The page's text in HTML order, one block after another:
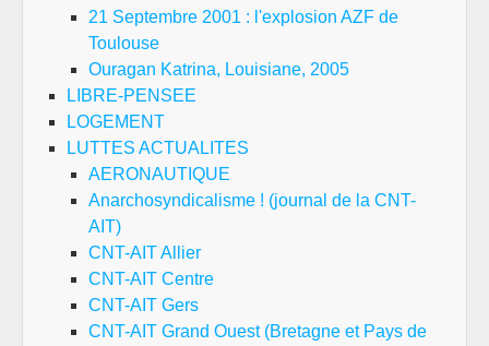
21 Septembre 2001 : l'explosion AZF de
Toulouse
Ouragan Katrina, Louisiane, 2005
LIBRE-PENSEE
LOGEMENT
LUTTES ACTUALITES
AERONAUTIQUE
Anarchosyndicalisme ! (journal de la CNT-
AIT)
CNT-AIT Allier
CNT-AIT Centre
CNT-AIT Gers
CNT-AIT Grand Ouest (Bretagne et Pays de